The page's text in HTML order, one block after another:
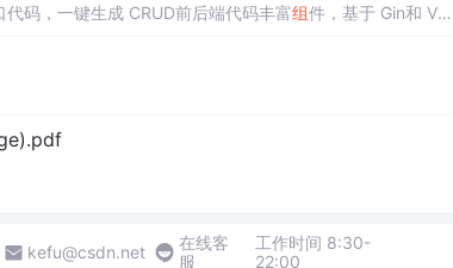
码，一键生成 CRUD前后端代码丰富组件，基于 Gin和 Vu
Go优秀性能框架性能和并发都很优秀、需要硬件资源很
kefu@csdn.net
在线客
服
工作时间 8:30-
22:00